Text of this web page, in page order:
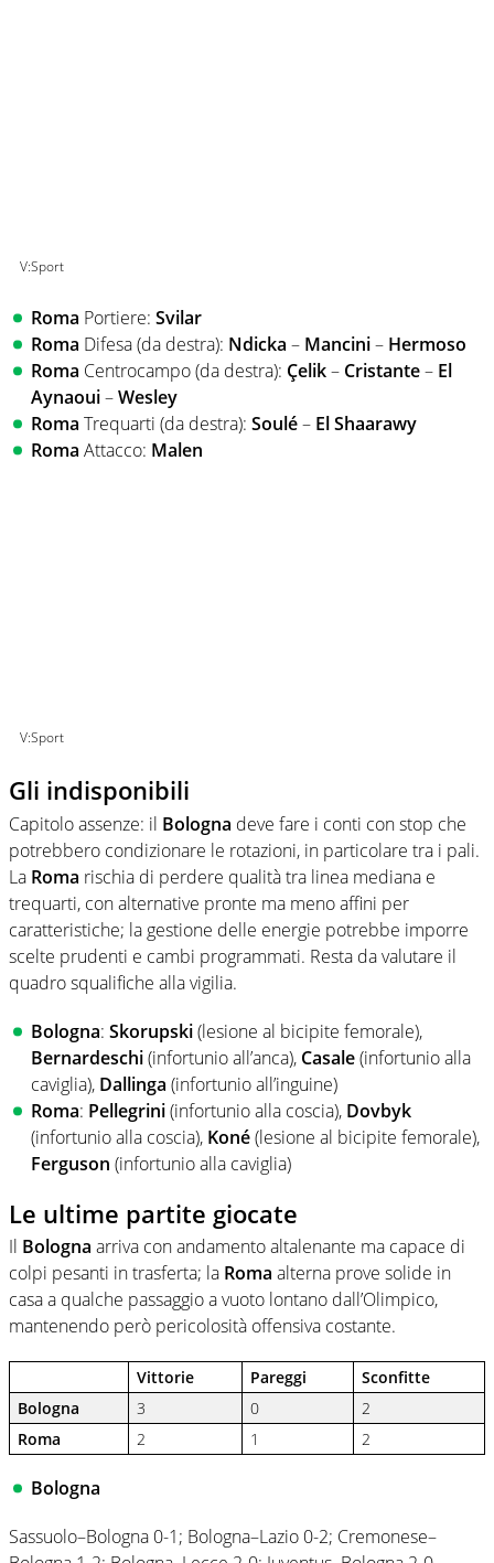
V:Sport
Roma Portiere: Svilar
Roma Difesa (da destra): Ndicka – Mancini– Hermoso
Roma Centrocampo (da destra): Çelik– Cristante– El
Aynaoui–Wesley
Roma Trequarti (da destra): Soulé– El Shaarawy
Roma Attacco: Malen
V:Sport
Gli indisponibili
Capitolo assenze: il Bologna deve fare i conti con stop che
potrebbero condizionare le rotazioni, in particolare tra i pali.
La Roma rischia di perdere qualità tra linea mediana e
trequarti, con alternative pronte ma meno affini per
caratteristiche; la gestione delle energie potrebbe imporre
scelte prudenti e cambi programmati. Resta da valutare il
quadro squalifiche alla vigilia.
Bologna: Skorupski(lesione al bicipite femorale),
Bernardeschi(infortunio all’anca), Casale(infortunio alla
caviglia), Dallinga (infortunio all’inguine)
Roma: Pellegrini(infortunio alla coscia), Dovbyk
(infortunio alla coscia), Koné(lesione al bicipite femorale),
Ferguson (infortunio alla caviglia)
Le ultime partite giocate
Il Bologna arriva con andamento altalenante ma capace di
colpi pesanti in trasferta; la Roma alterna prove solide in
casa a qualche passaggio a vuoto lontano dall’Olimpico,
mantenendo però pericolosità offensiva costante.
Vittorie Pareggi
Sconfitte
Bologna
3 0
2
Roma
2 1 2
Bologna
Sassuolo–Bologna 0-1; Bologna–Lazio 0-2; Cremonese–